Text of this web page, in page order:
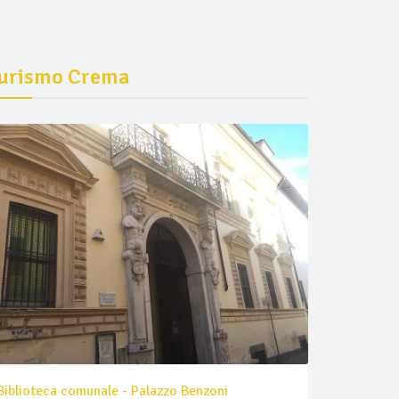
Crema
comunale - Palazzo Benzoni